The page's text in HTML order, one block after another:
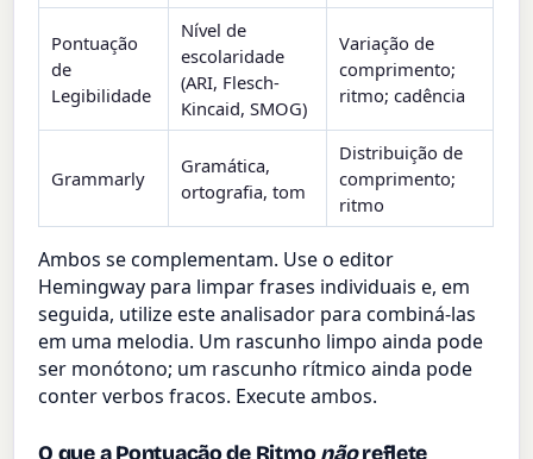
Pontuação
de
Legibilidade
Nível de
escolaridade
(ARI, Flesch-
Kincaid, SMOG)
Variação de
comprimento;
ritmo; cadência
Grammarly
Gramática,
ortografia, tom
Distribuição de
comprimento;
ritmo
Ambos se complementam. Use o editor
Hemingway para limpar frases individuais e, em
seguida, utilize este analisador para combiná-las
em uma melodia. Um rascunho limpo ainda pode
ser monótono; um rascunho rítmico ainda pode
conter verbos fracos. Execute ambos.
O que a Pontuação de Ritmonãoreflete